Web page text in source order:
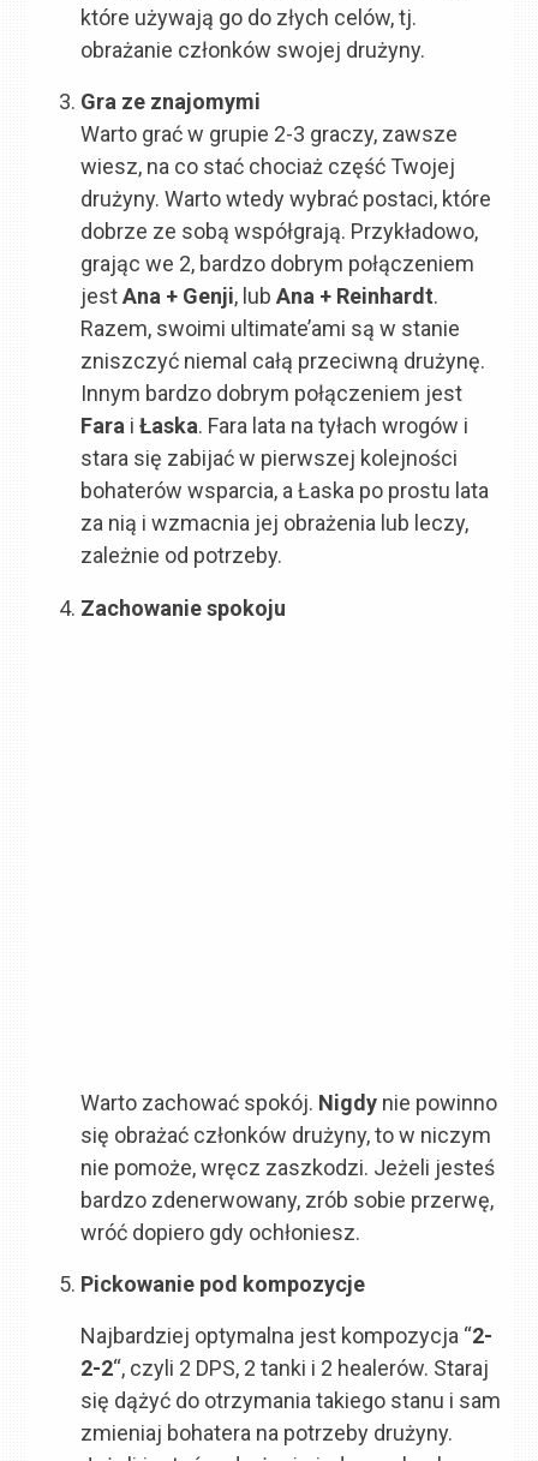
które używają go do złych celów, tj.
obrażanie członków swojej drużyny.
Gra ze znajomymi
Warto grać w grupie 2-3 graczy, zawsze
wiesz, na co stać chociaż część Twojej
drużyny. Warto wtedy wybrać postaci, które
dobrze ze sobą współgrają. Przykładowo,
grając we 2, bardzo dobrym połączeniem
jestAna + Genji, lubAna + Reinhardt.
Razem, swoimi ultimate’ami są w stanie
zniszczyć niemal całą przeciwną drużynę.
Innym bardzo dobrym połączeniem jest
Fara iŁaska. Fara lata na tyłach wrogów i
stara się zabijać w pierwszej kolejności
bohaterów wsparcia, a Łaska po prostu lata
za nią i wzmacnia jej obrażenia lub leczy,
zależnie od potrzeby.
Zachowanie spokoju
Warto zachować spokój. Nigdy nie powinno
się obrażać członków drużyny, to w niczym
nie pomoże, wręcz zaszkodzi. Jeżeli jesteś
bardzo zdenerwowany, zrób sobie przerwę,
wróć dopiero gdy ochłoniesz.
Pickowanie pod kompozycje
Najbardziej optymalna jest kompozycja “2-
2-2“, czyli 2 DPS, 2 tanki i 2 healerów. Staraj
się dążyć do otrzymania takiego stanu i sam
zmieniaj bohatera na potrzeby drużyny.